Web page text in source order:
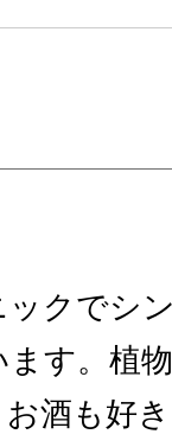
ックでシ
す。植
お酒も好